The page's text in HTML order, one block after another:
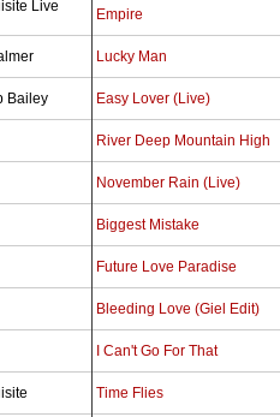
Live
Empire
Lucky Man
Bailey Easy Lover (Live)
River Deep Mountain High
November Rain (Live)
Biggest Mistake
Future Love Paradise
Bleeding Love (Giel Edit)
I Can't Go For That
Time Flies